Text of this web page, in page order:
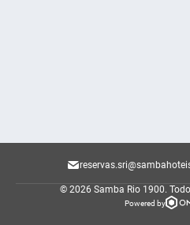
© 2026 Samba Rio 1900.
Powered by